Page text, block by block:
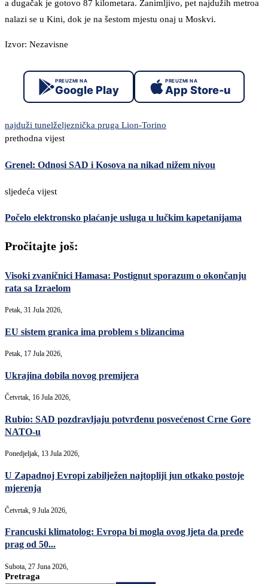
a dugačak je gotovo 87 kilometara. Zanimljivo, pet najdužih metroa
nalazi se u Kini, dok je na šestom mjestu onaj u Moskvi.
Izvor: Nezavisne
PREUZMI NA
Google Play
PREUZMI NA
App Store-u
najduži tunelželjeznička pruga Lion-Torino
prethodna vijest
Grenel: Odnosi SAD i Kosova na nikad nižem nivou
sljedeća vijest
Počelo elektronsko plaćanje usluga u lučkim kapetanijama
Pročitajte još:
Visoki zvaničnici Hamasa: Postignut sporazum o okončanju
rata sa Izraelom
Petak, 31 Jula 2026,
EU sistem granica ima problem s blizancima
Petak, 17 Jula 2026,
Ukrajina dobila novog premijera
Četvrtak, 16 Jula 2026,
Rubio: SAD pozdravljaju potvrđenu posvećenost Crne Gore
NATO-u
Ponedjeljak, 13 Jula 2026,
U Zapadnoj Evropi zabilježen najtopliji jun otkako postoje
mjerenja
Četvrtak, 9 Jula 2026,
Francuski klimatolog: Evropa bi mogla ovog ljeta da pređe
prag od 50...
Subota, 27 Juna 2026,
Pretraga